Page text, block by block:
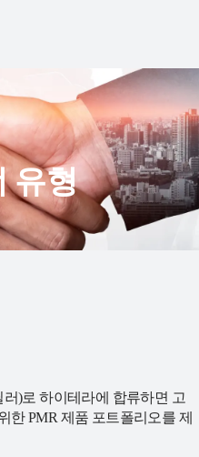
유형
)로 하이테라에 합류하면 고
한 PMR 제품 포트폴리오를 제